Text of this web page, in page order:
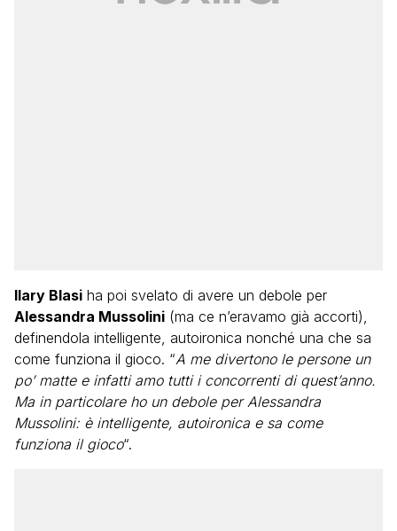
Ilary Blasi ha poi svelato di avere un debole per
Alessandra Mussolini (ma ce n’eravamo già accorti),
definendola intelligente, autoironica nonché una che sa
come funziona il gioco. “A me divertono le persone un
po’ matte e infatti amo tutti i concorrenti di quest’anno.
Ma in particolare ho un debole per Alessandra
Mussolini: è intelligente, autoironica e sa come
funziona il gioco“.